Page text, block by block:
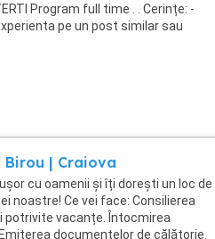
Program full time . . Cerințe: -
pe un post similar sau
Birou | Craiova
cu oamenii și îți dorești un loc de
noastre! Ce vei face: Consilierea
potrivite vacanțe. Întocmirea
documentelor de călătorie.